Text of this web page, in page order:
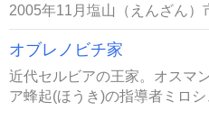
2005年11月塩山（えんざん）
オブレノビチ家
近代セルビアの王家。オスマ
ア蜂起(ほうき)の指導者ミロシ